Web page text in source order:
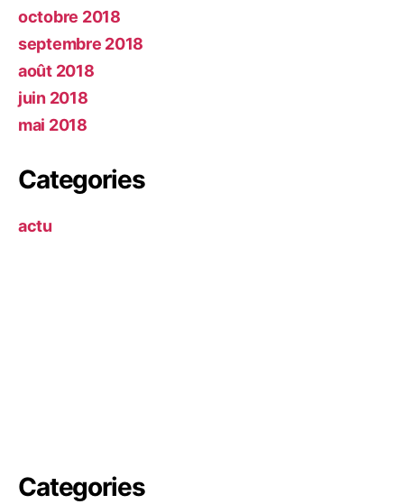
octobre 2018
septembre 2018
août 2018
juin 2018
mai 2018
Categories
actu
Categories